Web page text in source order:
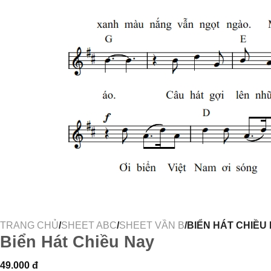
TRANG CHỦ/SHEET ABC/SHEET VẦN B/BIỂN HÁT CHIỀU
Biển Hát Chiều Nay
49.000 đ